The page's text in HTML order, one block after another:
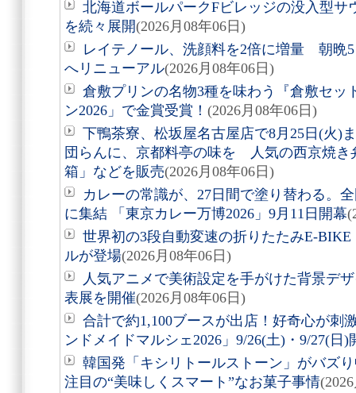
北海道ボールパークFビレッジの没入型サ
を続々展開(2026月08年06日)
レイテノール、洗顔料を2倍に増量 朝晩
へリニューアル(2026月08年06日)
倉敷プリンの名物3種を味わう『倉敷セッ
ン2026」で金賞受賞！ (2026月08年06日)
下鴨茶寮、松坂屋名古屋店で8月25日(火)
団らんに、京都料亭の味を 人気の西京焼き
箱」などを販売(2026月08年06日)
カレーの常識が、27日間で塗り替わる。
に集結 「東京カレー万博2026」9月11日開幕
世界初の3段自動変速の折りたたみE-
ルが登場(2026月08年06日)
人気アニメで美術設定を手がけた背景デ
表展を開催(2026月08年06日)
合計で約1,100ブースが出店！好奇心が
ンドメイドマルシェ2026」9/26(土)・9/27(日)
韓国発「キシリトールストーン」がバズ
注目の“美味しくスマート”なお菓子事情